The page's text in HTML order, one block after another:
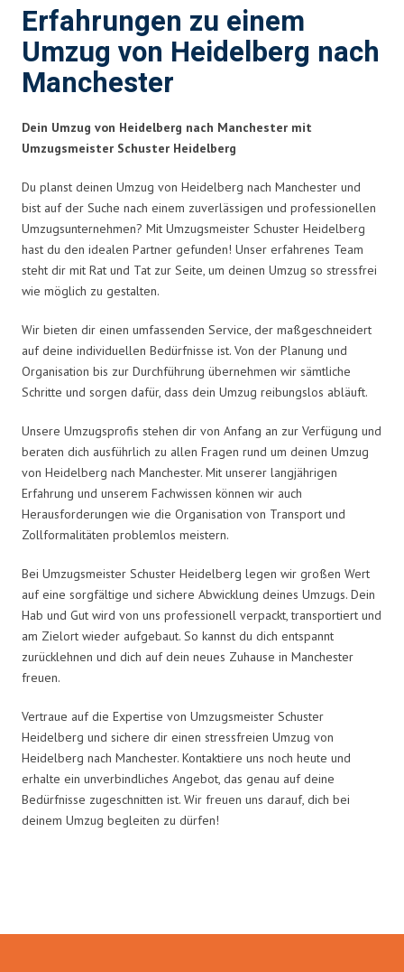
Erfahrungen zu einem
Umzug von Heidelberg nach
Manchester
Dein Umzug von Heidelberg nach Manchester mit
Umzugsmeister Schuster Heidelberg
Du planst deinen Umzug von Heidelberg nach Manchester und
bist auf der Suche nach einem zuverlässigen und professionellen
Umzugsunternehmen? Mit Umzugsmeister Schuster Heidelberg
hast du den idealen Partner gefunden! Unser erfahrenes Team
steht dir mit Rat und Tat zur Seite, um deinen Umzug so stressfrei
wie möglich zu gestalten.
Wir bieten dir einen umfassenden Service, der maßgeschneidert
auf deine individuellen Bedürfnisse ist. Von der Planung und
Organisation bis zur Durchführung übernehmen wir sämtliche
Schritte und sorgen dafür, dass dein Umzug reibungslos abläuft.
Unsere Umzugsprofis stehen dir von Anfang an zur Verfügung und
beraten dich ausführlich zu allen Fragen rund um deinen Umzug
von Heidelberg nach Manchester. Mit unserer langjährigen
Erfahrung und unserem Fachwissen können wir auch
Herausforderungen wie die Organisation von Transport und
Zollformalitäten problemlos meistern.
Bei Umzugsmeister Schuster Heidelberg legen wir großen Wert
auf eine sorgfältige und sichere Abwicklung deines Umzugs. Dein
Hab und Gut wird von uns professionell verpackt, transportiert und
am Zielort wieder aufgebaut. So kannst du dich entspannt
zurücklehnen und dich auf dein neues Zuhause in Manchester
freuen.
Vertraue auf die Expertise von Umzugsmeister Schuster
Heidelberg und sichere dir einen stressfreien Umzug von
Heidelberg nach Manchester. Kontaktiere uns noch heute und
erhalte ein unverbindliches Angebot, das genau auf deine
Bedürfnisse zugeschnitten ist. Wir freuen uns darauf, dich bei
deinem Umzug begleiten zu dürfen!